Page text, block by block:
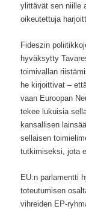
ylittävät sen niille
oikeutettuja
Fideszin
hyväksytty
toimivallan
he kirjoittivat –
vaan Euroopan
tekee lukuisia
kansallisen
sellaisen
tutkimiseksi, jota
EU:n parlamentti
toteutumisen
vihreiden EP-